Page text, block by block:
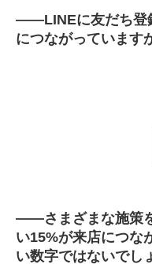
――LINEに友だち登
につながっています
――さまざまな施策
い15%が来店につな
い数字ではないでし